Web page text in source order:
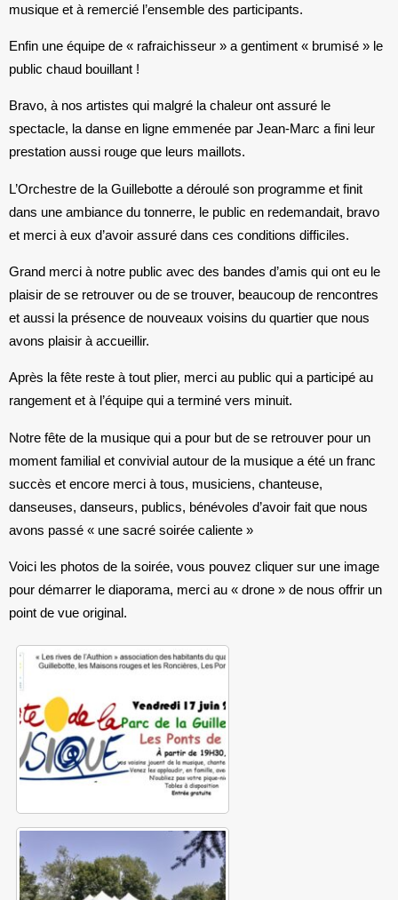
musique et à remercié l’ensemble des participants.
Enfin une équipe de « rafraichisseur » a gentiment « brumisé » le
public chaud bouillant !
Bravo, à nos artistes qui malgré la chaleur ont assuré le
spectacle, la danse en ligne emmenée par Jean-Marc a fini leur
prestation aussi rouge que leurs maillots.
L’Orchestre de la Guillebotte a déroulé son programme et finit
dans une ambiance du tonnerre, le public en redemandait, bravo
et merci à eux d’avoir assuré dans ces conditions difficiles.
Grand merci à notre public avec des bandes d’amis qui ont eu le
plaisir de se retrouver ou de se trouver, beaucoup de rencontres
et aussi la présence de nouveaux voisins du quartier que nous
avons plaisir à accueillir.
Après la fête reste à tout plier, merci au public qui a participé au
rangement et à l’équipe qui a terminé vers minuit.
Notre fête de la musique qui a pour but de se retrouver pour un
moment familial et convivial autour de la musique a été un franc
succès et encore merci à tous, musiciens, chanteuse,
danseuses, danseurs, publics, bénévoles d’avoir fait que nous
avons passé « une sacré soirée caliente »
Voici les photos de la soirée, vous pouvez cliquer sur une image
pour démarrer le diaporama, merci au « drone » de nous offrir un
point de vue original.